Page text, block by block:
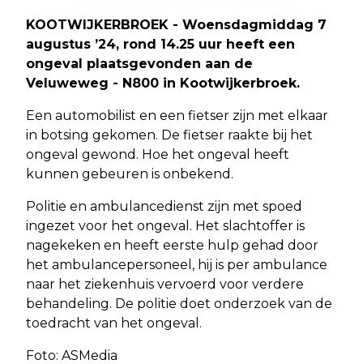
KOOTWIJKERBROEK - Woensdagmiddag 7
augustus ’24, rond 14.25 uur heeft een
ongeval plaatsgevonden aan de
Veluweweg - N800 in Kootwijkerbroek.
Een automobilist en een fietser zijn met elkaar
in botsing gekomen. De fietser raakte bij het
ongeval gewond. Hoe het ongeval heeft
kunnen gebeuren is onbekend.
Politie en ambulancedienst zijn met spoed
ingezet voor het ongeval. Het slachtoffer is
nagekeken en heeft eerste hulp gehad door
het ambulancepersoneel, hij is per ambulance
naar het ziekenhuis vervoerd voor verdere
behandeling. De politie doet onderzoek van de
toedracht van het ongeval.
Foto: ASMedia